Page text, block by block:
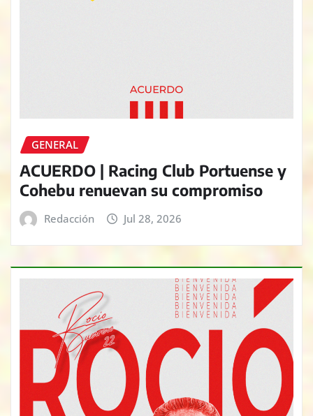
GENERAL
ACUERDO | Racing Club Portuense y
Cohebu renuevan su compromiso
Redacción Jul 28, 2026